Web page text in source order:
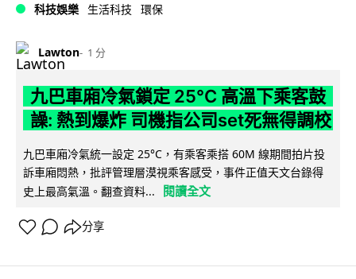
科技娛樂 生活科技 環保
Lawton 1 分
九巴車廂冷氣鎖定 25°C 高溫下乘客鼓
譟: 熱到爆炸 司機指公司set死無得調校
九巴車廂冷氣統一設定 25°C，有乘客乘搭 60M 線期間拍片投
訴車廂悶熱，批評管理層漠視乘客感受，事件正值天文台錄得
史上最高氣溫。翻查資料...
閱讀全文
分享